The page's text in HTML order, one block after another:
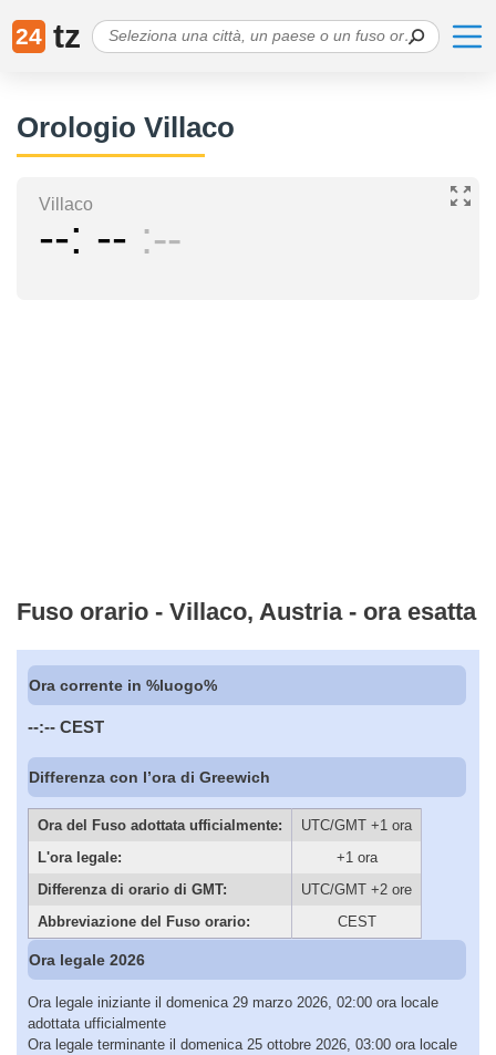
24 tz
Orologio Villaco
Villaco
-- -- --
Fuso orario - Villaco, Austria - ora esatta
Ora corrente in %luogo%
--:-- CEST
Differenza con l’ora di Greewich
Ora del Fuso adottata ufficialmente:
UTC/GMT +1 ora
L'ora legale:
+1 ora
Differenza di orario di GMT:
UTC/GMT +2 ore
Abbreviazione del Fuso orario:
CEST
Ora legale 2026
Ora legale iniziante il domenica 29 marzo 2026, 02:00 ora locale
adottata ufficialmente
Ora legale terminante il domenica 25 ottobre 2026, 03:00 ora locale